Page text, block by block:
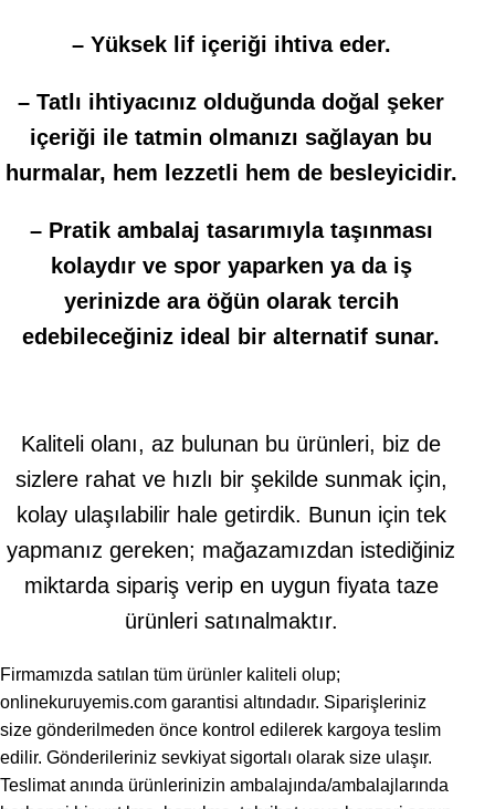
– Yüksek lif içeriği ihtiva eder.
– Tatlı ihtiyacınız olduğunda doğal şeker
içeriği ile tatmin olmanızı sağlayan bu
hurmalar, hem lezzetli hem de besleyicidir.
– Pratik ambalaj tasarımıyla taşınması
kolaydır ve spor yaparken ya da iş
yerinizde ara öğün olarak tercih
edebileceğiniz ideal bir alternatif sunar.
Kaliteli olanı, az bulunan bu ürünleri, biz de
sizlere rahat ve hızlı bir şekilde sunmak için,
kolay ulaşılabilir hale getirdik. Bunun için tek
yapmanız gereken; mağazamızdan istediğiniz
miktarda sipariş verip en uygun fiyata taze
ürünleri satınalmaktır.
Firmamızda satılan tüm ürünler kaliteli olup;
onlinekuruyemis.com garantisi altındadır. Siparişleriniz
size gönderilmeden önce kontrol edilerek kargoya teslim
edilir. Gönderileriniz sevkiyat sigortalı olarak size ulaşır.
Teslimat anında ürünlerinizin ambalajında/ambalajlarında